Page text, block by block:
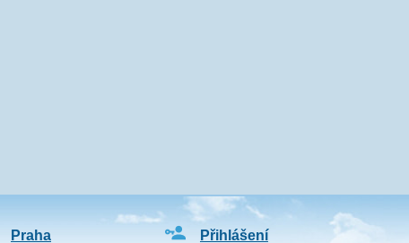
Přihlášení
Praha